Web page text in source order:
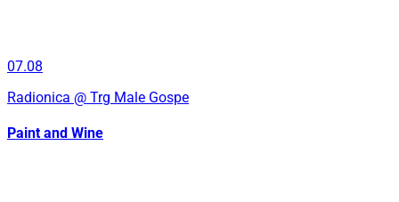
07.08
Radionica @ Trg Male Gospe
Paint and Wine